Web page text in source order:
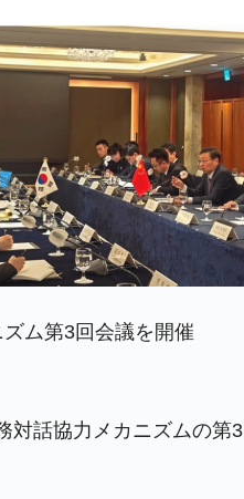
ム第3回会議を開催
対話協力メカニズムの第